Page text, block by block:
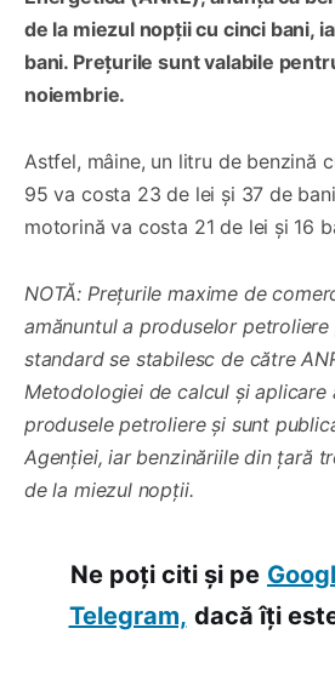
de la miezul nopții cu cinci bani,
bani. Prețurile sunt valabile
noiembrie.
Astfel, mâine, un litru de benzină
95 va costa 23 de lei și 37 de
motorină va costa 21 de lei și 16
NOTĂ: Prețurile maxime de
amănuntul a produselor
standard se stabilesc de către
Metodologiei de calcul și aplicare
produsele petroliere și sunt
Agenției, iar benzinăriile din țară
de la miezul nopții.
Ne poți citi și pe
Telegram, dacă îți